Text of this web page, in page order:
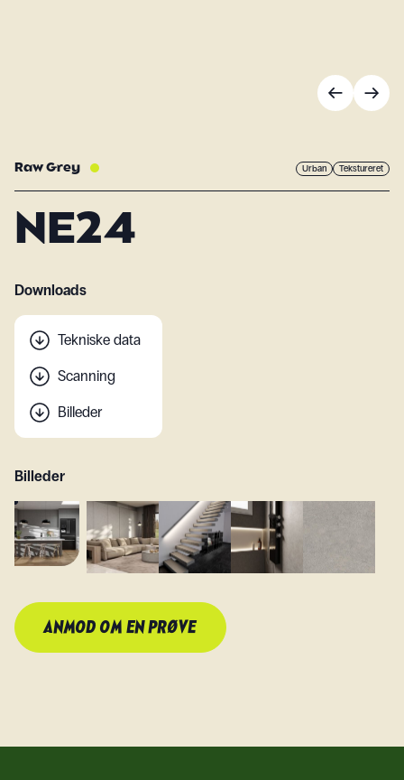
Raw Grey Urban Tekstureret
NE24
Downloads
Tekniske data
Scanning
Billeder
Billeder
ANMOD OM EN PRØVE